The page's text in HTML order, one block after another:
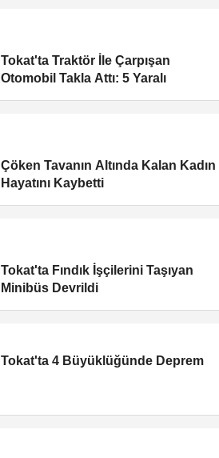
Tokat'ta Traktör İle Çarpışan
Otomobil Takla Attı: 5 Yaralı
Çöken Tavanın Altında Kalan Kadın
Hayatını Kaybetti
Tokat'ta Fındık İşçilerini Taşıyan
Minibüs Devrildi
Tokat'ta 4 Büyüklüğünde Deprem